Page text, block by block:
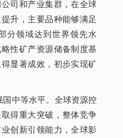
司和产业集群，在全球
升，主要品种能够满足
分领域达到世界领先水
性矿产资源储备制度基
显著成效，初步实现矿
国中等水平。全球资源控
得重大突破，整体竞争
创新引领能力，全球影